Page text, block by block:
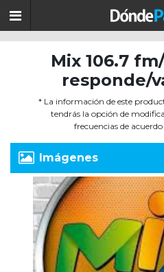
Mix 106.7
responde/
* La información de este
tendrás la opción de
frecuencias de acuerdo
Imágenes